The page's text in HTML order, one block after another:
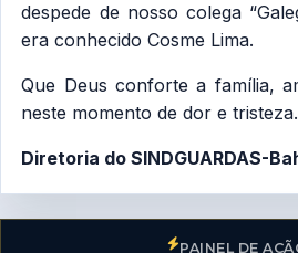
despede de nosso colega
era conhecido Cosme Lima.
Que Deus conforte a família,
neste momento de dor e tristeza.
Diretoria do SINDGUARDAS-
PAINEL DE